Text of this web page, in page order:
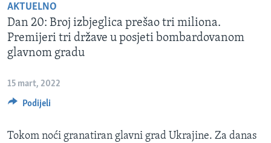
IZBJEGLIČKA STRANA
MAGAZIN
O GLASU AMERIKE
Learning English
AKTUELNO
Dan 20: Broj izbjeglica prešao tri miliona.
Premijeri tri države u posjeti bombardovanom
glavnom gradu
15 mart, 2022
Podijeli
Tokom noći granatiran glavni grad Ukrajine. Za danas